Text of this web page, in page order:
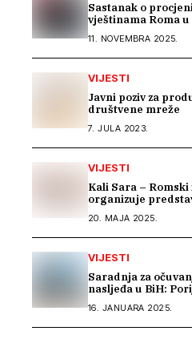
Sastanak o
vještinama Roma
11. NOVEMBRA 2025.
VIJESTI
Javni poziv za
društvene mreže
7. JULA 2023.
VIJESTI
Kali Sara –
organizuje
OF ROMA IN THE
20. MAJA 2025.
VIJESTI
Saradnja za
nasljeđa u BiH:
16. JANUARA 2025.